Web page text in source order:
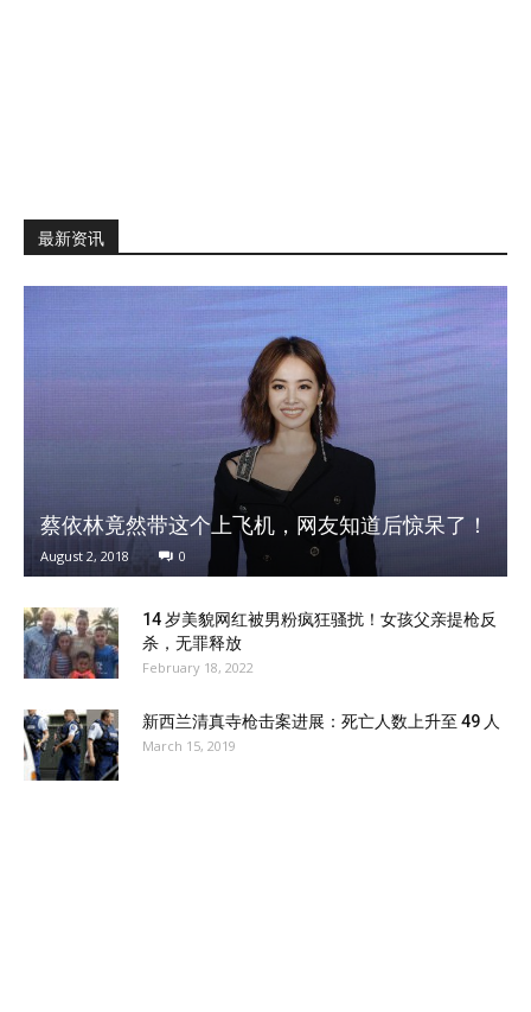
最新资讯
蔡依林竟然带这个上飞机，网友知道后惊呆了！
August 2, 2018 0
14 岁美貌网红被男粉疯狂骚扰！女孩父亲提枪反
杀，无罪释放
February 18, 2022
新西兰清真寺枪击案进展：死亡人数上升至 49 人
March 15, 2019